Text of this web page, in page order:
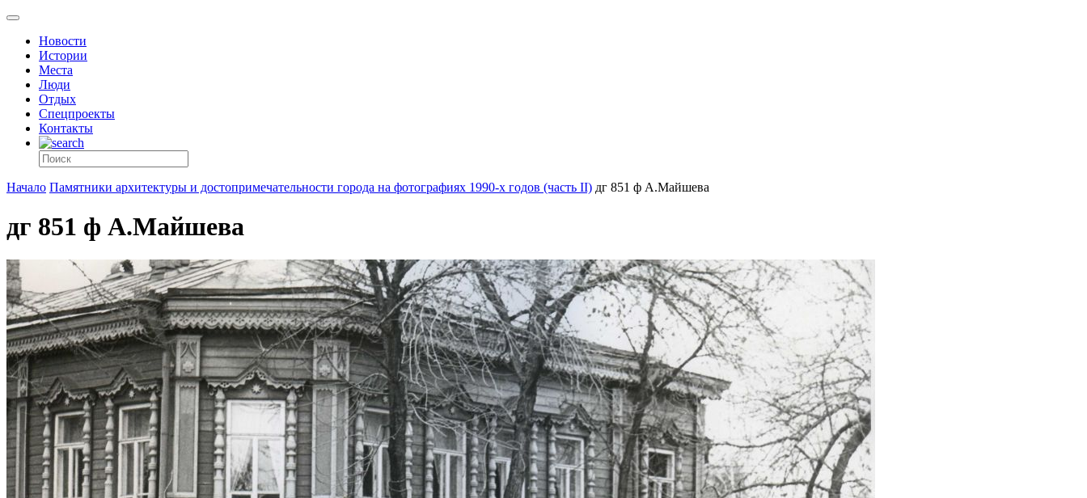
Новости
Истории
Места
Люди
Отдых
Спецпроекты
Контакты
Начало Памятники архитектуры и достопримечательности города на фотографиях 1990-х годов (часть II) дг 851 ф А.Майшева
дг 851 ф А.Майшева